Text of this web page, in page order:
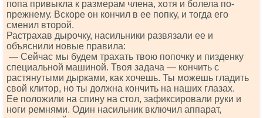
попа привыкла к размерам члена, хотя и болела по-
прежнему. Вскоре он кончил в ее попку, и тогда его
сменил второй.
Растрахав дырочку, насильники развязали ее и
объяснили новые правила:
— Сейчас мы будем трахать твою попочку и пизденку
специальной машиной. Твоя задача — кончить с
растянутыми дырками, как хочешь. Ты можешь гладить
свой клитор, но ты должна кончить на наших глазах.
Ее положили на спину на стол, зафиксировали руки и
ноги ремнями. Один насильник включил аппарат,